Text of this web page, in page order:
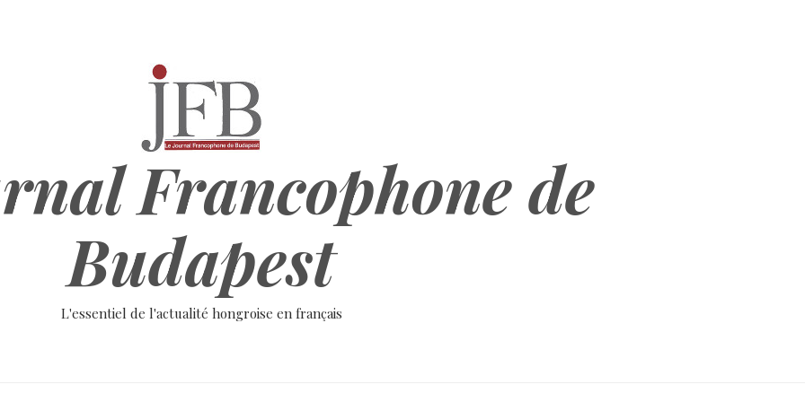
Francophone de
Budapest
L'essentiel de l'actualité hongroise en français